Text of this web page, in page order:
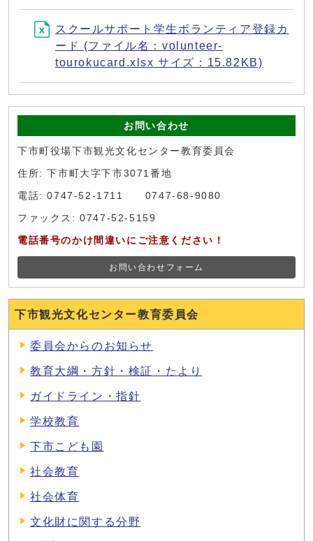
スクールサポート学生ボランティア登録カ
ード (ファイル名：volunteer-
tourokucard.xlsx サイズ：15.82KB)
お問い合わせ
下市町役場下市観光文化センター教育委員会
住所: 下市町大字下市3071番地
電話: 0747-52-1711 0747-68-9080
ファックス: 0747-52-5159
電話番号のかけ間違いにご注意ください！
お問い合わせフォーム
下市観光文化センター教育委員会
委員会からのお知らせ
教育大綱・方針・検証・たより
ガイドライン・指針
学校教育
下市こども園
社会教育
社会体育
文化財に関する分野